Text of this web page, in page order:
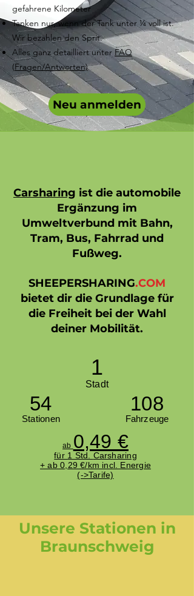
gefahrene Kilometer
Tanken nur, wenn der Tank unter ¼ voll ist.
Wir bezahlen den Sprit.
Alles ganz detailliert unterFAQ
(Fragen/Antworten)
Neu anmelden
Carsharing ist die automobile
Ergänzung im
Umweltverbund mit Bahn,
Tram, Bus, Fahrrad und
Fußweg.
SHEEPERSHARING.COM
bietet dir die Grundlage für
die Freiheit bei der Wahl
deiner Mobilität.
1
Stadt
54
Stationen
108
Fahrzeuge
ab 0,49 €
für 1 Std. Carsharing
+ ab 0,29 €/km incl. Energie
(->Tarife)
Unsere Stationen in
Braunschweig